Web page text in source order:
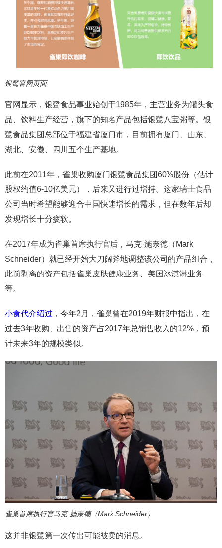
银鹭官网页面
官网显示，银鹭食品事业始创于1985年，主营业务为罐头食
品、饮料生产经营，旗下的知名产品包括银鹭八宝粥等。银
鹭食品集团总部位于福建省厦门市，目前拥有厦门、山东、
湖北、安徽、四川五个生产基地。
此前在2011年，雀巢收购厦门银鹭食品集团60%股份（估计
股权约值6-10亿美元），后来又进行过增持。这家瑞士食品
公司当时希望能够迎合中国快速增长的需求，但在数年后却
发现增长十分疲软。
在2017年成为雀巢首席执行官后，马克·施奈德（Mark
Schneider）就已经开始大刀阔斧地调整该公司的产品组合，
此前剥离的资产包括雀巢皮肤健康业务、美国冰淇淋业务
等。
小食代介绍过 ，今年2月，雀巢曾在2019年财报中指出，在
过去3年收购、出售的资产占2017年总销售收入的12%，预
计未来3年的规模类似。
雀巢首席执行官马克·施奈德（Mark Schneider）
这并非银鹭第一次传出可能被卖的消息。